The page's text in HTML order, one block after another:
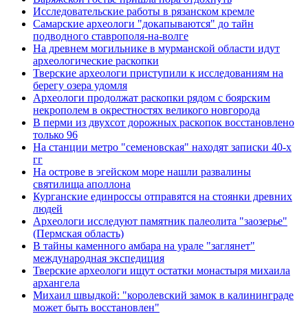
Исследовательские работы в рязанском кремле
Самарские археологи "докапываются" до тайн
подводного ставрополя-на-волге
На древнем могильнике в мурманской области идут
археологические раскопки
Тверские археологи приступили к исследованиям на
берегу озера удомля
Археологи продолжат раскопки рядом с боярским
некрополем в окрестностях великого новгорода
В перми из двухсот дорожных раскопок восстановлено
только 96
На станции метро "семеновская" находят записки 40-х
гг
На острове в эгейском море нашли развалины
святилища аполлона
Курганские единроссы отправятся на стоянки древних
людей
Археологи исследуют памятник палеолита "заозерье"
(Пермская область)
В тайны каменного амбара на урале "заглянет"
международная экспедиция
Тверские археологи ищут остатки монастыря михаила
архангела
Михаил швыдкой: "королевский замок в калининграде
может быть восстановлен"